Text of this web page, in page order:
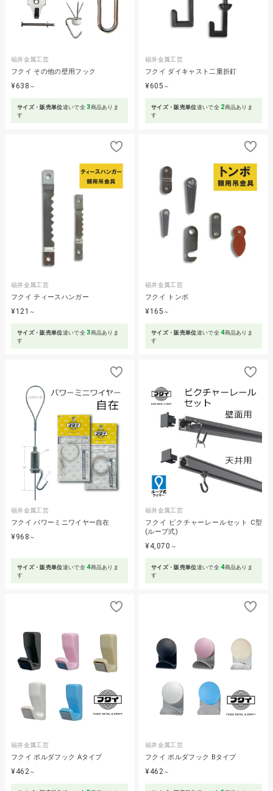
福井金属工芸
フクイ その他の壁用フック
¥638 ～
サイズ・販売単位違いで全3商品ありま
す
福井金属工芸
フクイ ダイキャスト二重折釘
¥605 ～
サイズ・販売単位違いで全 2商品ありま
す
福井金属工芸
フクイ ティースハンガー
¥121 ～
サイズ・販売単位違いで全3商品ありま
す
福井金属工芸
フクイ トンボ
¥165 ～
サイズ・販売単位違いで全4商品ありま
す
福井金属工芸
フクイ パワーミニワイヤー自在
¥968 ～
サイズ・販売単位違いで全4商品ありま
す
福井金属工芸
フクイ ピクチャーレールセット C型
(ループ式)
¥4,070 ～
サイズ・販売単位違いで全4商品ありま
す
福井金属工芸
フクイ ボルダフック Aタイプ
¥462～
福井金属工芸
フクイ ボルダフック Bタイプ
¥462～